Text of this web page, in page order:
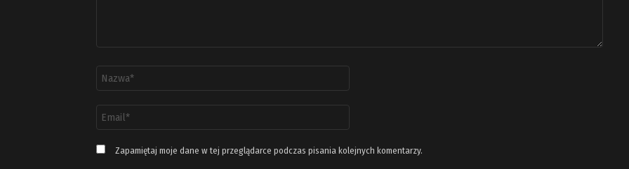
email
*
Zapamiętaj moje dane w tej przeglądarce podczas pisania kolejnych komentarzy.